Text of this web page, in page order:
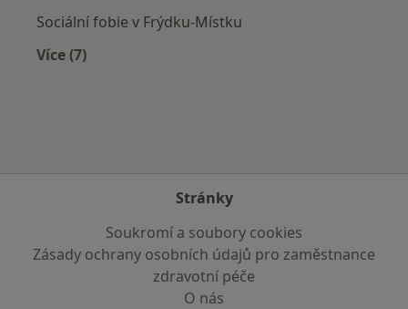
Sociální fobie v Frýdku-Místku
Více (7)
Stránky
Soukromí a soubory cookies
Zásady ochrany osobních údajů pro zaměstnance
zdravotní péče
O nás